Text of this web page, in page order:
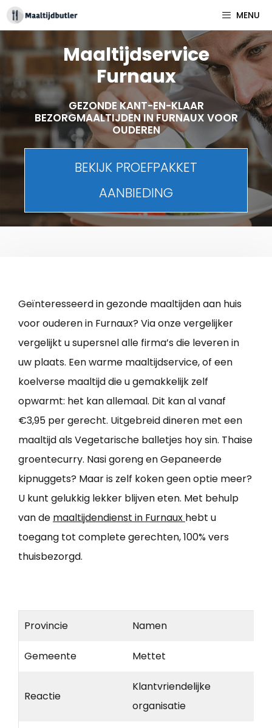
Spring
naar
inhoud
MENU
Maaltijdservice
Furnaux
GEZONDE KANT-EN-KLAAR
BEZORGMAALTIJDEN IN FURNAUX VOOR
OUDEREN
BEKIJK PROEFPAKKET
AANBIEDING
Geïnteresseerd in gezonde maaltijden aan huis
voor ouderen in Furnaux? Via onze vergelijker
vergelijkt u supersnel alle firma’s die leveren in
uw plaats. Een warme maaltijdservice, of een
koelverse maaltijd die u gemakkelijk zelf
opwarmt: het kan allemaal. Dit kan al vanaf
€3,95 per gerecht. Uitgebreid dineren met een
maaltijd als Vegetarische balletjes hoy sin. Thaise
groentecurry. Nasi goreng en Gepaneerde
kipnuggets? Maar is zelf koken geen optie meer?
U kunt gelukkig lekker blijven eten. Met behulp
van de maaltijdendienst in Furnaux hebt u
toegang tot complete gerechten, 100% vers
thuisbezorgd.
Provincie Namen
Gemeente Mettet
Reactie
Klantvriendelijke
organisatie